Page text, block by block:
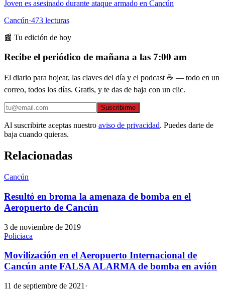
Joven es asesinado durante ataque armado en Cancún
Cancún·473 lecturas
📰 Tu edición de hoy
Recibe el periódico de mañana a las 7:00 am
El diario para hojear, las claves del día y el podcast ☕ — todo en un
correo, todos los días. Gratis, y te das de baja con un clic.
Suscribirme
Al suscribirte aceptas nuestro aviso de privacidad. Puedes darte de
baja cuando quieras.
Relacionadas
Cancún
Resultó en broma la amenaza de bomba en el
Aeropuerto de Cancún
3 de noviembre de 2019
Policiaca
Movilización en el Aeropuerto Internacional de
Cancún ante FALSA ALARMA de bomba en avión
11 de septiembre de 2021 ·